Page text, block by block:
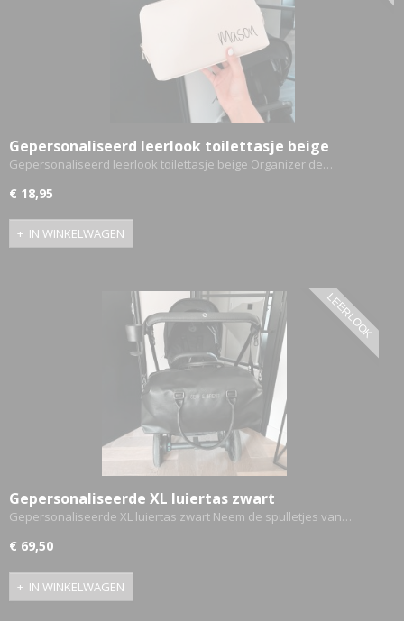
Gepersonaliseerd leerlook toilettasje beige
Gepersonaliseerd leerlook toilettasje beige Organizer de…
€ 18,95
IN WINKELWAGEN
LEERLOOK
Gepersonaliseerde XL luiertas zwart
Gepersonaliseerde XL luiertas zwart Neem de spulletjes van…
€ 69,50
IN WINKELWAGEN